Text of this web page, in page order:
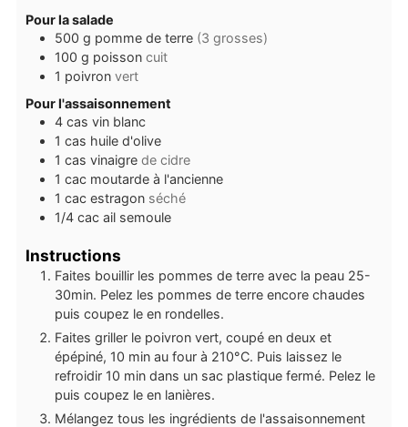
Pour la salade
500 g pomme de terre (3 grosses)
100 g poisson cuit
1 poivron vert
Pour l'assaisonnement
4 cas vin blanc
1 cas huile d'olive
1 cas vinaigre de cidre
1 cac moutarde à l'ancienne
1 cac estragon séché
1/4 cac ail semoule
Instructions
Faites bouillir les pommes de terre avec la peau 25-
30min. Pelez les pommes de terre encore chaudes
puis coupez le en rondelles.
Faites griller le poivron vert, coupé en deux et
épépiné, 10 min au four à 210°C. Puis laissez le
refroidir 10 min dans un sac plastique fermé. Pelez le
puis coupez le en lanières.
Mélangez tous les ingrédients de l'assaisonnement